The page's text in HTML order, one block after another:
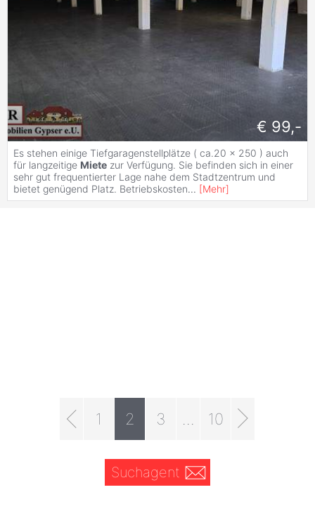
€ 99,-
Es stehen einige Tiefgaragenstellplätze ( ca.20 x 250 ) auch
für langzeitige Miete zur Verfügung. Sie befinden sich in einer
sehr gut frequentierter Lage nahe dem Stadtzentrum und
bietet genügend Platz. Betriebskosten... [Mehr]
1 2 3 10
Suchagent